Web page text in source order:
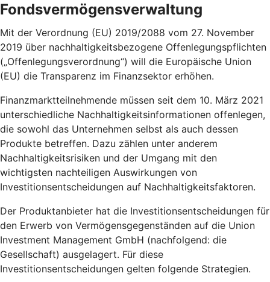
Fondsvermögensverwaltung
Mit der Verordnung (EU) 2019/2088 vom 27. November
2019 über nachhaltigkeitsbezogene Offenlegungspflichten
(„Offenlegungsverordnung“) will die Europäische Union
(EU) die Transparenz im Finanzsektor erhöhen.
Finanzmarktteilnehmende müssen seit dem 10. März 2021
unterschiedliche Nachhaltigkeitsinformationen offenlegen,
die sowohl das Unternehmen selbst als auch dessen
Produkte betreffen. Dazu zählen unter anderem
Nachhaltigkeitsrisiken und der Umgang mit den
wichtigsten nachteiligen Auswirkungen von
Investitionsentscheidungen auf Nachhaltigkeitsfaktoren.
Der Produktanbieter hat die Investitionsentscheidungen für
den Erwerb von Vermögensgegenständen auf die Union
Investment Management GmbH (nachfolgend: die
Gesellschaft) ausgelagert. Für diese
Investitionsentscheidungen gelten folgende Strategien.